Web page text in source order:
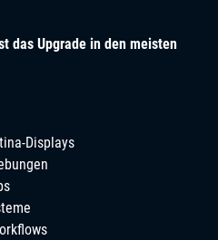
das Upgrade in den meisten
Displays